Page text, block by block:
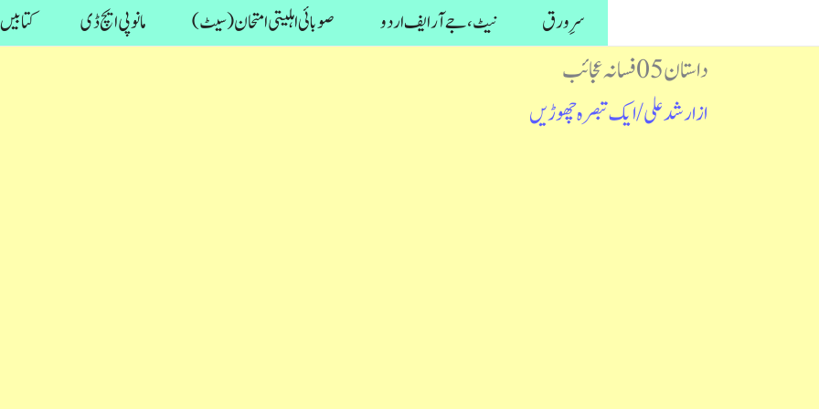
سرِ ورق نیٹ، جے آر ایف اردو صوبائی اہلیتی امتحان (سیٹ) مانو پی ایچ ڈی کتابیں
داستان 05 فسانہ عجائب
ازارشد علی/ایک تبصرہ چھوڑیں